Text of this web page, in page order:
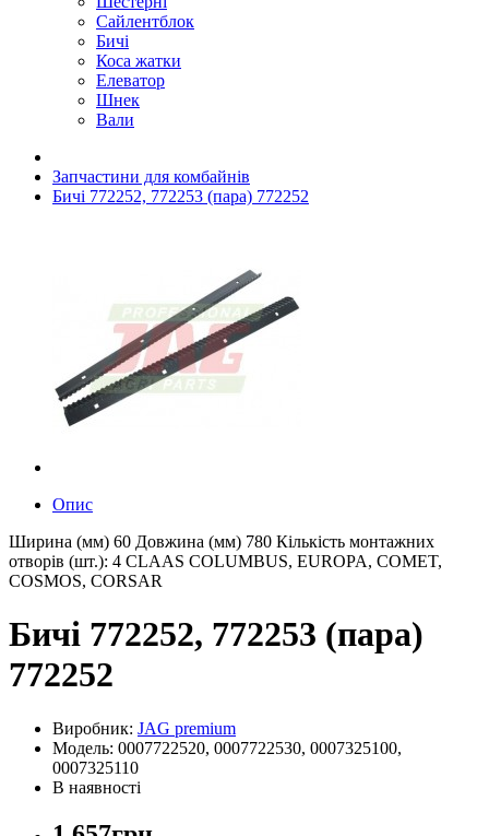
Сайлентблок
Бичі
Коса жатки
Елеватор
Шнек
Вали
Запчастини для комбайнів
Бичі 772252, 772253 (пара) 772252
Опис
Ширина (мм) 60 Довжина (мм) 780 Кількість монтажних
отворів (шт.): 4 CLAAS COLUMBUS, EUROPA, COMET,
COSMOS, CORSAR
Бичі 772252, 772253 (пара)
772252
Виробник: JAG premium
Модель: 0007722520, 0007722530, 0007325100,
0007325110
В наявності